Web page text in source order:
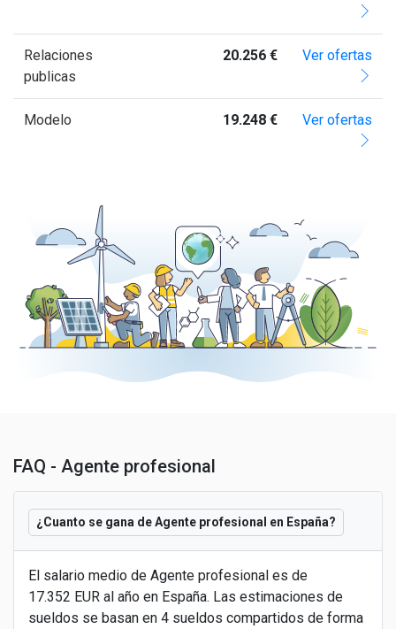
Relaciones
publicas
20.256 € Ver ofertas
Modelo 19.248 € Ver ofertas
FAQ - Agente profesional
¿Cuanto se gana de Agente profesional en España?
El salario medio de Agente profesional es de
17.352 EUR al año en España. Las estimaciones de
sueldos se basan en 4 sueldos compartidos de forma